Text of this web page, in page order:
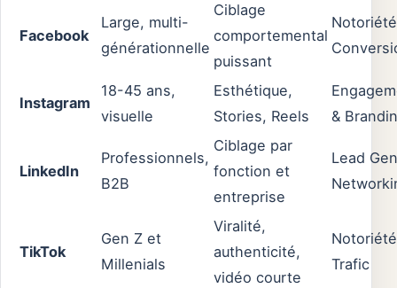
Facebook
Large, multi-
générationnelle
Ciblage
comportemental
puissant
Instagram
18-45 ans,
visuelle
Esthétique,
Stories, Reels
&
LinkedIn
Professionnels,
B2B
Ciblage par
fonction et
entreprise
Lead
TikTok
Gen Z et
Millenials
Viralité,
authenticité,
vidéo courte
Trafic